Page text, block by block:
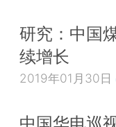
研究：中国
续增长
2019年01月30日